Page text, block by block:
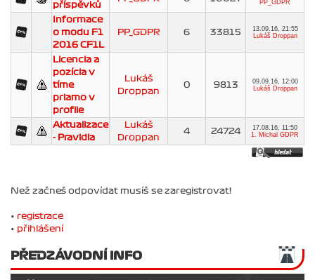
příspěvků
PP_GDPR
Informace
o modu F1
2016 CF1L
PP_GDPR 6 33815
13.09.16, 21:55
Lukáš Droppan
Licencia a
pozícia v
tíme
priamo v
profile
Lukáš
Droppan
0 9813
09.09.16, 12:00
Lukáš Droppan
Aktualizace
- Pravidla
Lukáš
Droppan
4 24724
17.08.16, 11:50
1. Michal GDPR
Než začneš odpovídat musíš se zaregistrovat!
• registrace
• přihlášení
PŘEDZÁVODNÍ INFO